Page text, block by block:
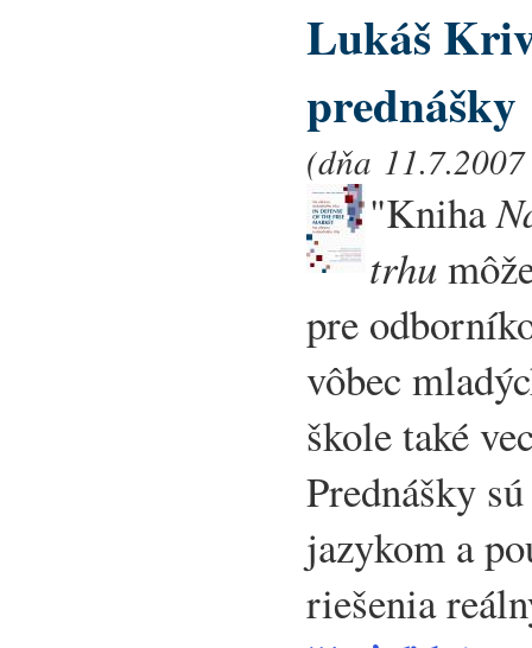
Lukáš
prednášky
(dňa
"Kniha
trhu
pre
vôbec
škole také
Prednášky
jazykom a
riešenia